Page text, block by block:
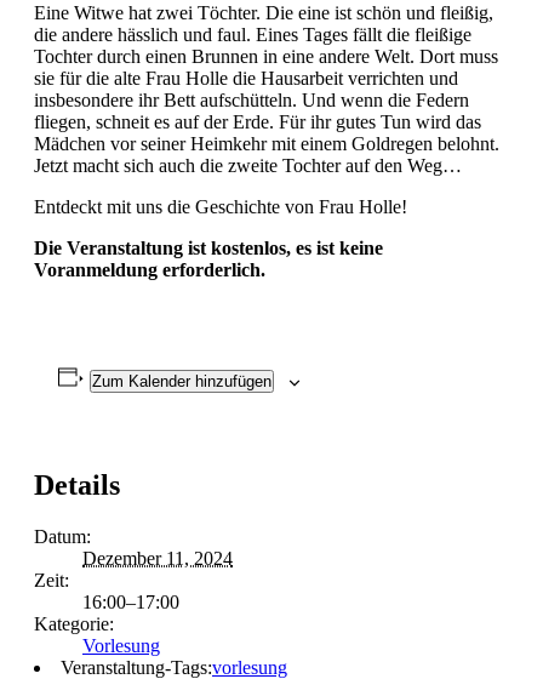
Eine Witwe hat zwei Töchter. Die eine ist schön und fleißig,
die andere hässlich und faul. Eines Tages fällt die fleißige
Tochter durch einen Brunnen in eine andere Welt. Dort muss
sie für die alte Frau Holle die Hausarbeit verrichten und
insbesondere ihr Bett aufschütteln. Und wenn die Federn
fliegen, schneit es auf der Erde. Für ihr gutes Tun wird das
Mädchen vor seiner Heimkehr mit einem Goldregen belohnt.
Jetzt macht sich auch die zweite Tochter auf den Weg…
Entdeckt mit uns die Geschichte von Frau Holle!
Die Veranstaltung ist kostenlos, es ist keine
Voranmeldung erforderlich.
Zum Kalender hinzufügen
Details
Datum:
Dezember 11, 2024
Zeit:
16:00–17:00
Kategorie:
Vorlesung
Veranstaltung-Tags:vorlesung